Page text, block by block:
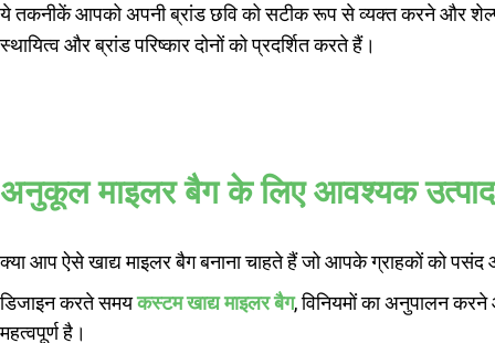
ये तकनीकें आपको अपनी ब्रांड छवि को सटीक रूप से व्यक्त करने और
स्थायित्व और ब्रांड परिष्कार दोनों को प्रदर्शित करते हैं।
अनुकूल माइलर बैग के लिए आवश्यक उत्पाद
क्या आप ऐसे खाद्य माइलर बैग बनाना चाहते हैं जो आपके ग्राहकों को
डिजाइन करते समयकस्टम खाद्य माइलर बैग, विनियमों का अनुपालन
महत्वपूर्ण है।